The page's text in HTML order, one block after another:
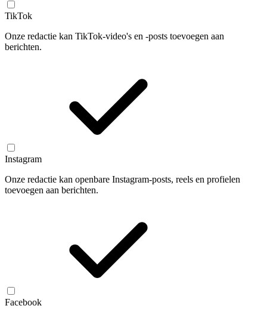
TikTok
Onze redactie kan TikTok-video's en -posts toevoegen aan
berichten.
Instagram
Onze redactie kan openbare Instagram-posts, reels en profielen
toevoegen aan berichten.
Facebook